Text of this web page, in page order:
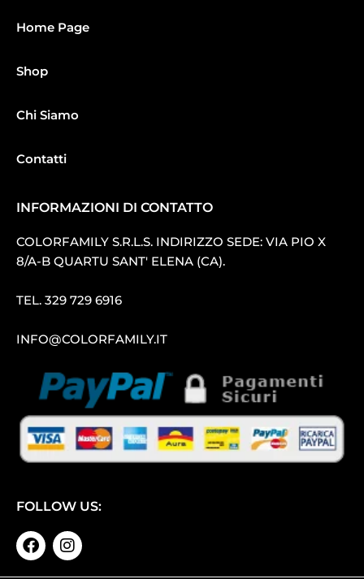
Home Page
Shop
Chi Siamo
Contatti
INFORMAZIONI DI CONTATTO
COLORFAMILY S.R.L.S. INDIRIZZO SEDE: VIA PIO X
8/A-B QUARTU SANT′ ELENA (CA).
TEL. 329 729 6916
INFO@COLORFAMILY.IT
FOLLOW US: